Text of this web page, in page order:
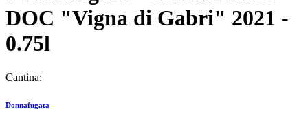
DOC "Vigna di Gabri" 2021 -
0.75l
Cantina:
Donnafugata